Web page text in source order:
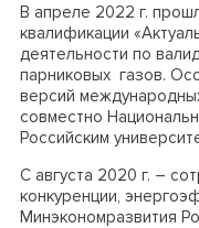
В апреле 2022 г.
квалификации
деятельности по
парниковых газов.
версий
совместно
Российским
С августа 2020 г. –
конкуренции,
Минэкономразвития